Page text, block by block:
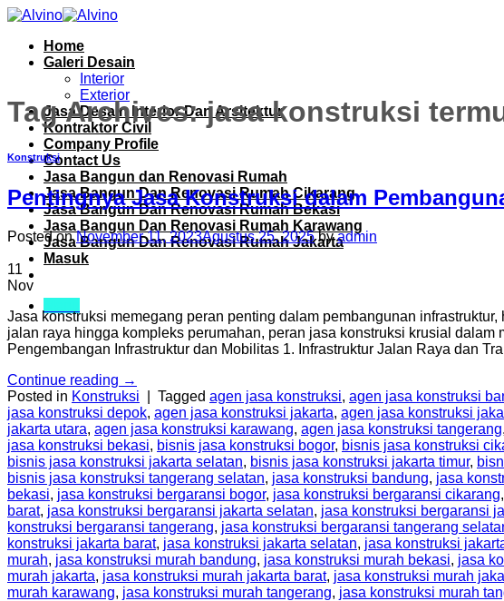
Skip
contentHome
Galeri Desain
Interior
Exterior
Jasa Desain Interior Dan Arsitektur
Kontraktor Civil
Company Profile
Contact Us
Jasa Bangun dan Renovasi Rumah
Jasa Bangun Dan Renovasi Rumah Cikarang
Jasa Bangun Dan Renovasi Rumah Bekasi
Jasa Bangun Dan Renovasi Rumah Karawang
Jasa Bangun Dan Renovasi Rumah Jakarta
Masuk
Tag Archives:jasa konstruksi
Konstruksi
Pentingnya Jasa Konstruksi dalam
Posted onNovember 11, 2023Agustus 25, 2025 byadmin
11
Nov
Jasa konstruksi memegang peran penting dalam pembangunan
jalan raya hingga kompleks perumahan, peran jasa konstruksi krusial
Pengembangan Infrastruktur dan Mobilitas 1. Infrastruktur Jalan Raya dan
Continue reading →
Posted in Konstruksi Tagged agen jasa konstruksi, agen jasa konstruksi
jasa konstruksi depok, agen jasa konstruksi jakarta, agen jasa konstruksi
jakarta utara, agen jasa konstruksi karawang, agen jasa konstruksi tangerang,
jasa konstruksi bekasi, bisnis jasa konstruksi bogor, bisnis jasa konstruksi
bisnis jasa konstruksi jakarta selatan, bisnis jasa konstruksi jakarta timur,
bisnis jasa konstruksi tangerang selatan, jasa konstruksi bandung, jasa
bekasi, jasa konstruksi bergaransi bogor, jasa konstruksi bergaransi cikarang,
barat, jasa konstruksi bergaransi jakarta selatan, jasa konstruksi bergaransi
konstruksi bergaransi tangerang, jasa konstruksi bergaransi tangerang
konstruksi jakarta barat, jasa konstruksi jakarta selatan, jasa konstruksi
murah, jasa konstruksi murah bandung, jasa konstruksi murah bekasi, jasa
murah jakarta, jasa konstruksi murah jakarta barat, jasa konstruksi murah
murah karawang, jasa konstruksi murah tangerang, jasa konstruksi murah